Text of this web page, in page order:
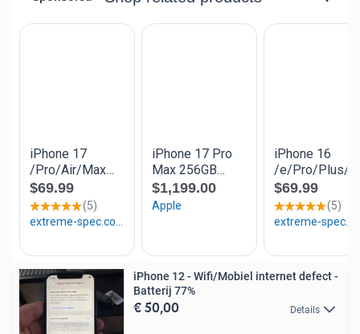
iPhone 12 - Wifi/Mobiel internet defect -
Batterij 77%
€ 50,00 Details